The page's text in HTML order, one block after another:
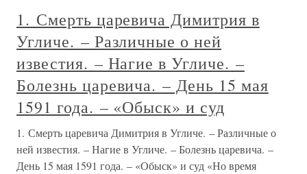
1. Смерть царевича Димитрия в
Угличе. – Различные о ней
известия. – Нагие в Угличе. –
Болезнь царевича. – День 15 мая
1591 года. – «Обыск» и суд
1. Смерть царевича Димитрия в Угличе. – Различные о
ней известия. – Нагие в Угличе. – Болезнь царевича. –
День 15 мая 1591 года. – «Обыск» и суд «Но время